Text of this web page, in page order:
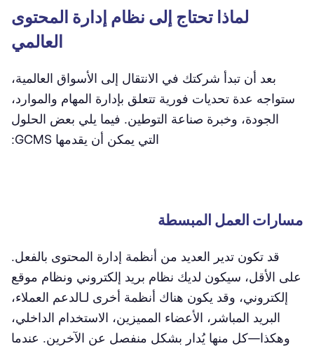
لماذا تحتاج إلى نظام إدارة المحتوى
العالمي
بعد أن تبدأ شركتك في الانتقال إلى الأسواق العالمية،
ستواجه عدة تحديات فورية تتعلق بإدارة المهام والموارد،
الجودة، وخبرة صناعة التوطين. فيما يلي بعض الحلول
التي يمكن أن يقدمها GCMS:
مسارات العمل المبسطة
قد تكون تدير العديد من أنظمة إدارة المحتوى بالفعل.
على الأقل، سيكون لديك نظام بريد إلكتروني ونظام موقع
إلكتروني، وقد يكون هناك أنظمة أخرى لـالدعم العملاء،
البريد المباشر، الأعضاء المميزين، الاستخدام الداخلي،
وهكذا—كل منها يُدار بشكل منفصل عن الآخرين. عندما